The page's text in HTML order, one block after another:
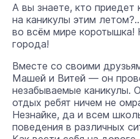
А вы знаете, кто приедет
на каникулы этим
во всём мире коротышка!
города!
Вместе со своими
Машей и Витей — он
незабываемые каникулы.
отдых ребят ничем не
Незнайке, да и всем
поведения в различных